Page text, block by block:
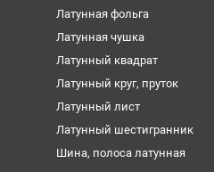
Латунная фольга
Латунная чушка
Латунный квадрат
Латунный круг, пруток
Латунный лист
Латунный шестигранник
Шина, полоса латунная